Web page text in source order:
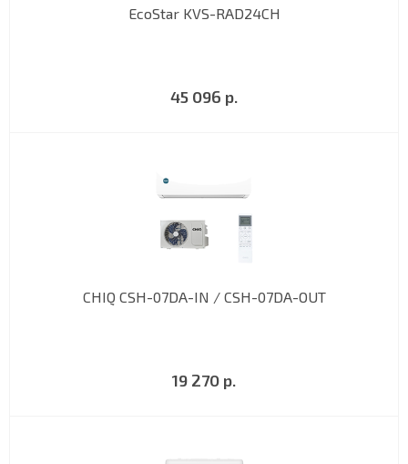
EcoStar KVS-RAD24CH
45 096 р.
CHIQ CSH-07DA-IN / CSH-07DA-OUT
19 270 р.